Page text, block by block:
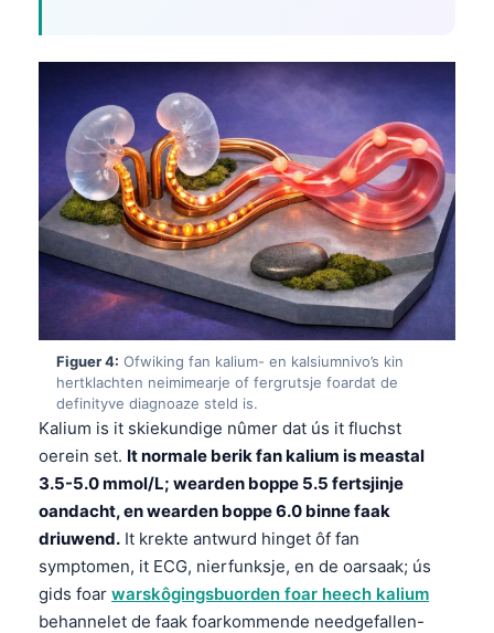
Figuer 4: Ofwiking fan kalium- en kalsiumnivo’s kin
hertklachten neimimearje of fergrutsje foardat de
definityve diagnoaze steld is.
Kalium is it skiekundige nûmer dat ús it fluchst
oerein set. It normale berik fan kalium is meastal
3.5-5.0 mmol/L; wearden boppe 5.5 fertsjinje
oandacht, en wearden boppe 6.0 binne faak
driuwend. It krekte antwurd hinget ôf fan
symptomen, it ECG, nierfunksje, en de oarsaak; ús
gids foar warskôgingsbuorden foar heech kalium
behannelet de faak foarkommende needgefallen-